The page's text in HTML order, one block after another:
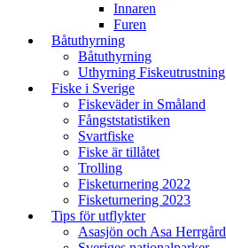
Innaren​
Furen
Båtuthyrning
Båtuthyrning
Uthyrning Fiskeutrustning
Fiske i Sverige
Fiskeväder in Småland
Fångststatistiken
Svartfiske
Fiske är tillåtet
Trolling
Fisketurnering 2022
Fisketurnering 2023
Tips för utflykter
Asasjön och Asa Herrgård​